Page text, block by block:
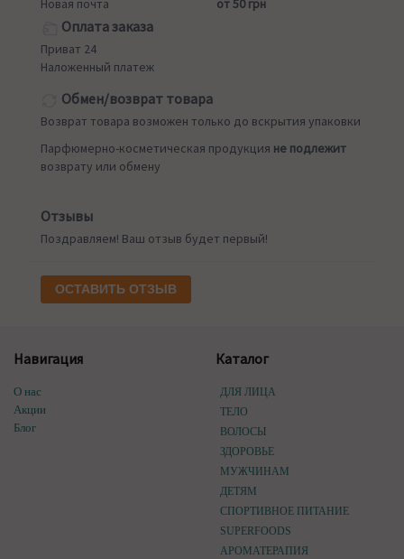
Новая почта от 50 грн
Оплата заказа
Приват 24
Наложенный платеж
Обмен/возврат товара
Возврат товара возможен только до вскрытия упаковки
Парфюмерно-косметическая продукция не подлежит
возврату или обмену
Отзывы
Поздравляем! Ваш отзыв будет первый!
ОСТАВИТЬ ОТЗЫВ
Навигация
О нас
Акции
Блог
Каталог
ДЛЯ ЛИЦА
ТЕЛО
ВОЛОСЫ
ЗДОРОВЬЕ
МУЖЧИНАМ
ДЕТЯМ
СПОРТИВНОЕ ПИТАНИЕ
SUPERFOODS
АРОМАТЕРАПИЯ